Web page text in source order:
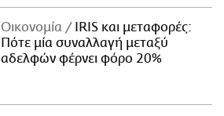
Οικονομία
IRIS και μεταφορές:
Πότε μία συναλλαγή μεταξύ
αδελφών φέρνει φόρο 20%